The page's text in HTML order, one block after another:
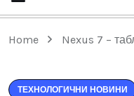
Home Nexus 7 –
ТЕХНОЛОГИЧНИ НОВИНИ